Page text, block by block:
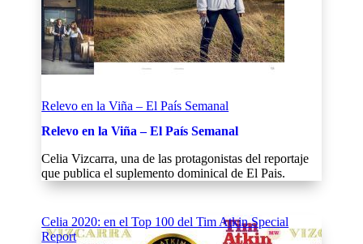
Relevo en la Viña – El País Semanal
Relevo en la Viña – El País Semanal
Celia Vizcarra, una de las protagonistas del reportaje
que publica el suplemento dominical de El Pais.
Celia 2020: en el Top 100 del Tim Atkin Special
Report